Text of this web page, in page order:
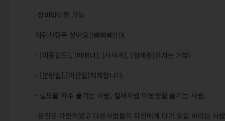
-장비타이틀 가능
이런사람은 싫어요!!삐삐삐!!!X
- [이중길드], [비매너], [사사게], [일베충]유저는 거부!
- [분탕질],[이간질]제제합니다.
- 길드를 자주 옮기는 사람, 철새처럼 이동생활 즐기는 사람.
-본인은 가만히있고 다른사람들이 자신에게 다가 오길 바라는 사